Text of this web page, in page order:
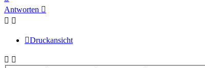
oben
Antworten
Druckansicht